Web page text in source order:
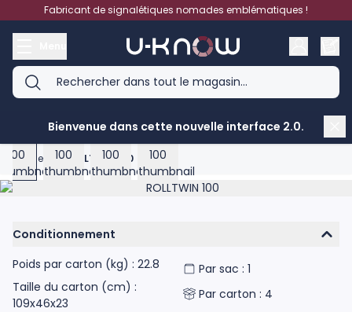
Aller au contenuFabricant de signalétiques nomades emblématiques !
Bienvenue dans cette nouvelle interface 2.0.
Accueil > ROLLTWIN 100
Product image gallery - scroll to see more images
View larger image
View larger imageView larger image
View larger image
Conditionnement
Poids par carton (kg) : 22.8
Taille du carton (cm) :
109x46x23
Par sac : 1
Par carton : 4